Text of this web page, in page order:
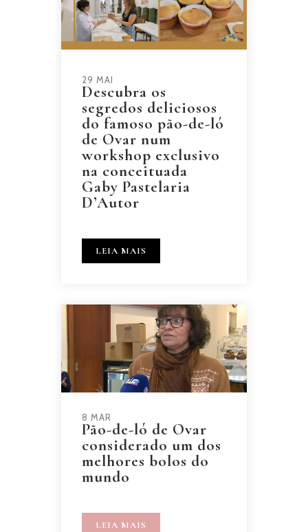
29 MAI
Descubra os
segredos deliciosos
do famoso pão-de-ló
de Ovar num
workshop exclusivo
na conceituada
Gaby Pastelaria
D’Autor
LEIA MAIS
8 MAR
Pão-de-ló de Ovar
considerado um dos
melhores bolos do
mundo
LEIA MAIS